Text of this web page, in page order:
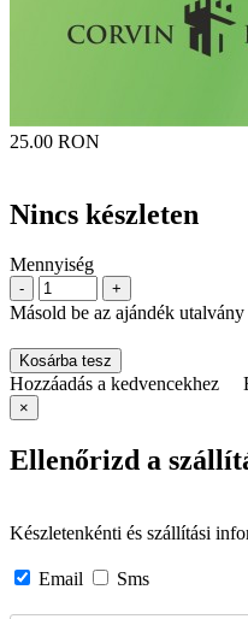
25.00 RON
Nincs készleten
Mennyiség
- +
Másold be az ajándék
Kosárba tesz
Hozzáadás a kedvencekhez
×
Ellenőrizd a
Készletenkénti és szállítási
Email Sms